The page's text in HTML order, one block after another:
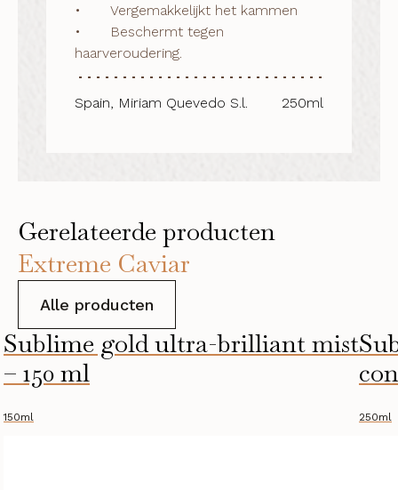
Gerelateerde producten
Extreme Caviar
Alle producten
Sublime gold ultra-brilliant mist
– 150 ml
150ml 250ml
•	Vergemakkelijkt het kammen
•	Beschermt tegen
haarveroudering.
Spain, Miriam Quevedo S.l. 250ml